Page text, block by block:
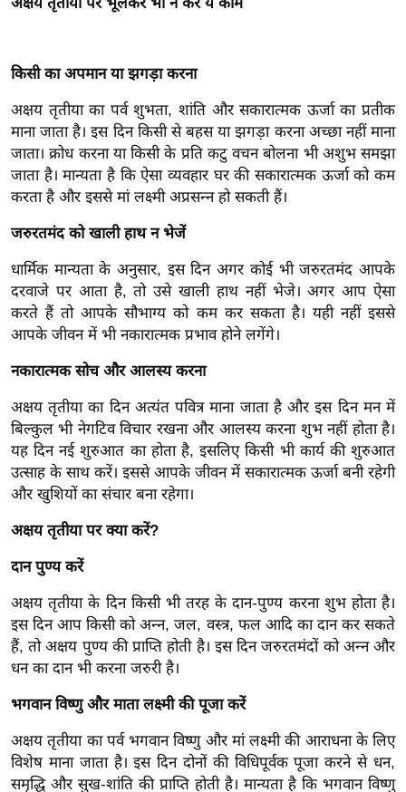
सा
श
ख्सि
य
त
यं
इं
डि
या
सा
हि
ज
ग
त
ऑ
व
र्ल्ड
ज
ब्री
फ
नो
रं
ज
न
अक्षय तृतीया पर भूलकर भी न करें ये काम
किसी का अपमान या झगड़ा करना
अक्षय तृतीया का पर्व शुभता, शांति और सकारात्मक ऊर्जा का प्रतीक
माना जाता है। इस दिन किसी से बहस या झगड़ा करना अच्छा नहीं माना
जाता। क्रोध करना या किसी के प्रति कटु वचन बोलना भी अशुभ समझा
जाता है। मान्यता है कि ऐसा व्यवहार घर की सकारात्मक ऊर्जा को कम
करता है और इससे मां लक्ष्मी अप्रसन्न हो सकती हैं।
जरुरतमंद को खाली हाथ न भेजें
धार्मिक मान्यता के अनुसार, इस दिन अगर कोई भी जरुरतमंद आपके
दरवाजे पर आता है, तो उसे खाली हाथ नहीं भेजे। अगर आप ऐसा
करते हैं तो आपके सौभाग्य को कम कर सकता है। यही नहीं इससे
आपके जीवन में भी नकारात्मक प्रभाव होने लगेंगे।
नकारात्मक सोच और आलस्य करना
अक्षय तृतीया का दिन अत्यंत पवित्र माना जाता है और इस दिन मन में
बिल्कुल भी नेगटिव विचार रखना और आलस्य करना शुभ नहीं होता है।
यह दिन नई शुरुआत का होता है, इसलिए किसी भी कार्य की शुरुआत
उत्साह के साथ करें। इससे आपके जीवन में सकारात्मक ऊर्जा बनी रहेगी
और खुशियों का संचार बना रहेगा।
अक्षय तृतीया पर क्या करें?
दान पुण्य करें
अक्षय तृतीया के दिन किसी भी तरह के दान-पुण्य करना शुभ होता है।
इस दिन आप किसी को अन्न, जल, वस्त्र, फल आदि का दान कर सकते
हैं, तो अक्षय पुण्य की प्राप्ति होती है। इस दिन जरुरतमंदों को अन्न और
धन का दान भी करना जरुरी है।
भगवान विष्णु और माता लक्ष्मी की पूजा करें
अक्षय तृतीया का पर्व भगवान विष्णु और मां लक्ष्मी की आराधना के लिए
विशेष माना जाता है। इस दिन दोनों की विधिपूर्वक पूजा करने से धन,
समृद्धि और सुख-शांति की प्राप्ति होती है। मान्यता है कि भगवान विष्णु